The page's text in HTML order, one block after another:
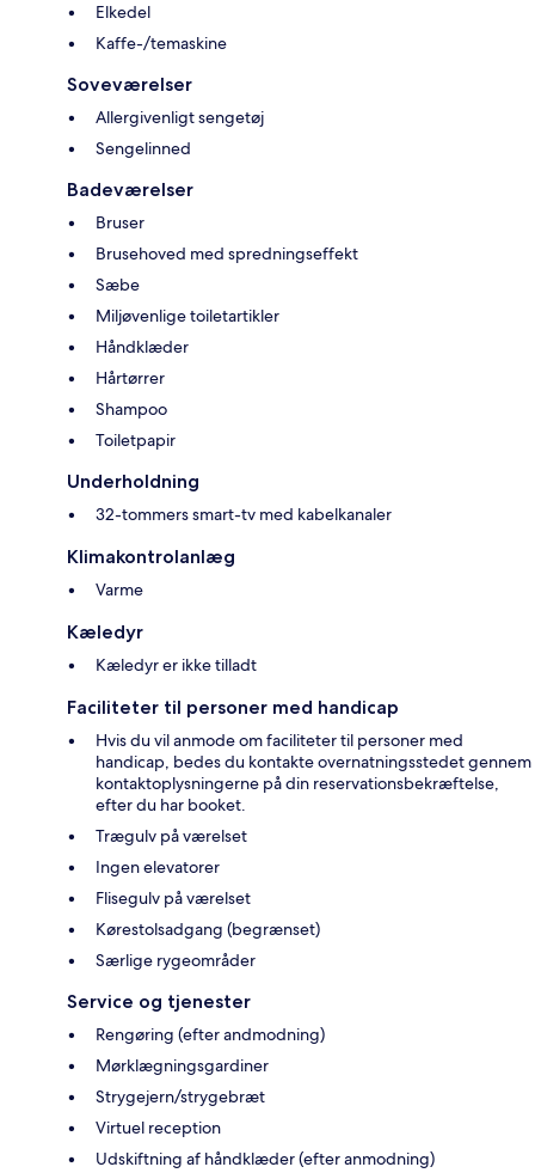
Elkedel
Kaffe-/temaskine
Soveværelser
Allergivenligt sengetøj
Sengelinned
Badeværelser
Bruser
Brusehoved med spredningseffekt
Sæbe
Miljøvenlige toiletartikler
Håndklæder
Hårtørrer
Shampoo
Toiletpapir
Underholdning
32-tommers smart-tv med kabelkanaler
Klimakontrolanlæg
Varme
Kæledyr
Kæledyr er ikke tilladt
Faciliteter til personer med handicap
Hvis du vil anmode om faciliteter til personer med
handicap, bedes du kontakte overnatningsstedet gennem
kontaktoplysningerne på din reservationsbekræftelse,
efter du har booket.
Trægulv på værelset
Ingen elevatorer
Flisegulv på værelset
Kørestolsadgang (begrænset)
Særlige rygeområder
Service og tjenester
Rengøring (efter andmodning)
Mørklægningsgardiner
Strygejern/strygebræt
Virtuel reception
Udskiftning af håndklæder (efter anmodning)